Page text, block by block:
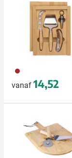
011
vanaf 14,52